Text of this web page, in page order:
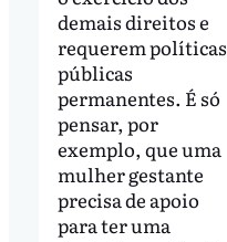
demais direitos e
requerem políticas
públicas
permanentes. É só
pensar, por
exemplo, que uma
mulher gestante
precisa de apoio
para ter uma